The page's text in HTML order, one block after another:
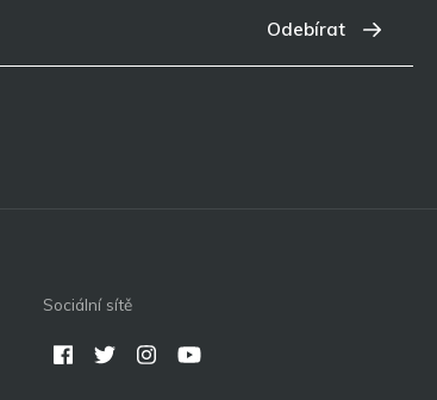
Odebírat
Sociální sítě